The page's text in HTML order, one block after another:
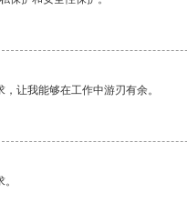
让我能够在工作中游刃有余。